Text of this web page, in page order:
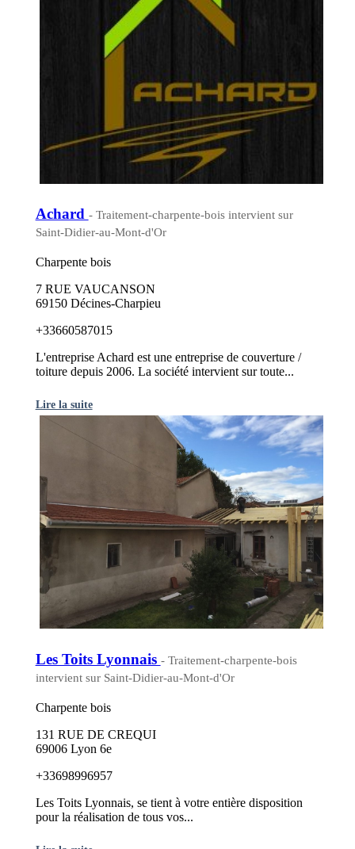
Achard - Traitement-charpente-bois intervient sur
Saint-Didier-au-Mont-d'Or
Charpente bois
7 RUE VAUCANSON
69150 Décines-Charpieu
+33660587015
L'entreprise Achard est une entreprise de couverture /
toiture depuis 2006. La société intervient sur toute...
Lire la suite
Les Toits Lyonnais - Traitement-charpente-bois
intervient sur Saint-Didier-au-Mont-d'Or
Charpente bois
131 RUE DE CREQUI
69006 Lyon 6e
+33698996957
Les Toits Lyonnais, se tient à votre entière disposition
pour la réalisation de tous vos...